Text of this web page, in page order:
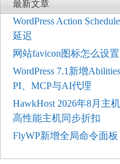
最新文章
WordPress Action
延迟
网站favicon图标怎么设
WordPress 7.1新增
PI、MCP与AI代理
HawkHost 2026年8月主
高性能主机同步折扣
FlyWP新增全局命令面